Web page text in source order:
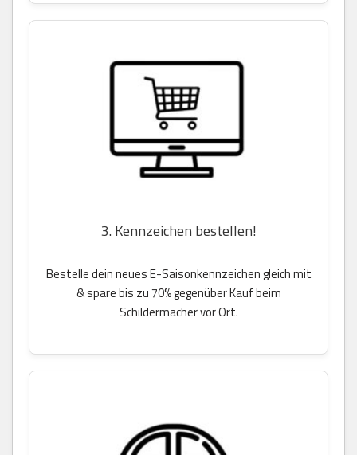
3. Kennzeichen bestellen!
Bestelle dein neues E-Saisonkennzeichen gleich mit
& spare bis zu 70% gegenüber Kauf beim
Schildermacher vor Ort.